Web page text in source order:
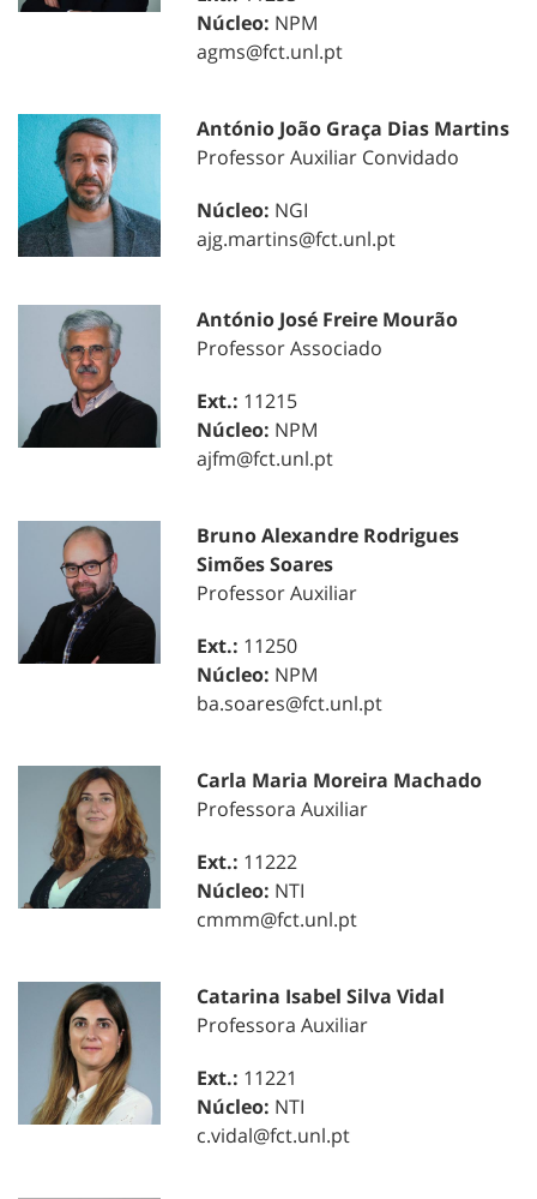
Núcleo: NPM
agms@fct.unl.pt
António João Graça Dias Martins
Professor Auxiliar Convidado
Núcleo: NGI
ajg.martins@fct.unl.pt
António José Freire Mourão
Professor Associado
Ext.: 11215
Núcleo: NPM
ajfm@fct.unl.pt
Bruno Alexandre Rodrigues
Simões Soares
Professor Auxiliar
Ext.: 11250
Núcleo: NPM
ba.soares@fct.unl.pt
Carla Maria Moreira Machado
Professora Auxiliar
Ext.: 11222
Núcleo: NTI
cmmm@fct.unl.pt
Catarina Isabel Silva Vidal
Professora Auxiliar
Ext.: 11221
Núcleo: NTI
c.vidal@fct.unl.pt